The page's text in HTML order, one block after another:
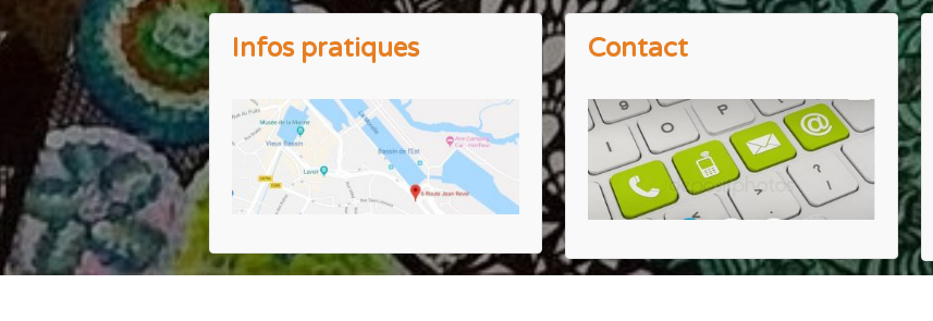
Infos pratiques Contact